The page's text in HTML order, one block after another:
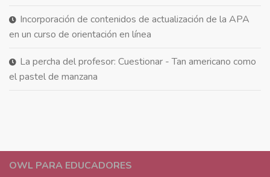
OWL PARA EDUCADORES
Incorporación de contenidos de actualización de la APA
en un curso de orientación en línea
La percha del profesor: Cuestionar - Tan americano como
el pastel de manzana